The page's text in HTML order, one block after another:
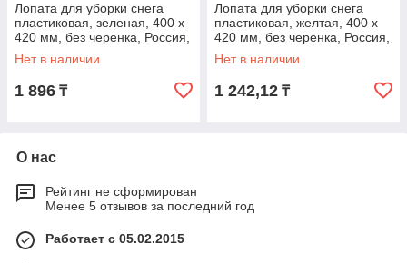
Лопата для уборки снега
пластиковая, зеленая, 400 х
420 мм, без черенка, Россия,
Сибртех
Нет в наличии
1 896 ₸
Лопата для уборки снега
пластиковая, желтая, 400 х
420 мм, без черенка, Россия,
Сибртех
Нет в наличии
1 242,12 ₸
О нас
Рейтинг не сформирован
Менее 5 отзывов за последний год
Работает с 05.02.2015